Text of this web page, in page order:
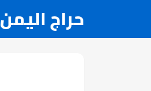
حراج اليمن